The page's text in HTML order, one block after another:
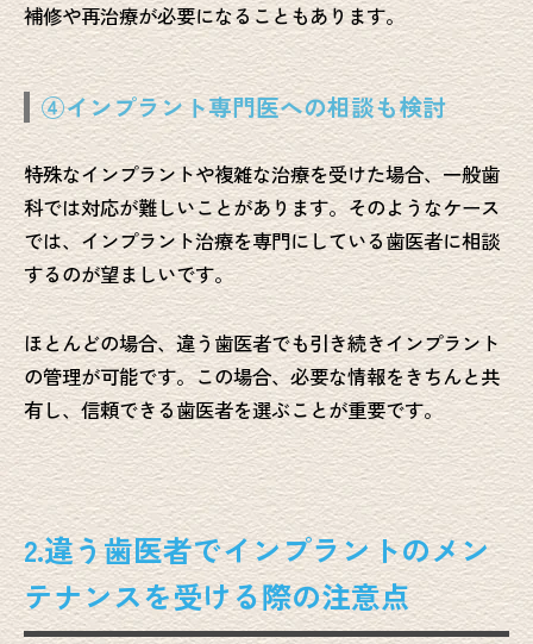
補修や再治療が必要になることもあります。
④インプラント専門医への相談も検討
特殊なインプラントや複雑な治療を受けた場合、一般歯
科では対応が難しいことがあります。そのようなケース
では、インプラント治療を専門にしている歯医者に相談
するのが望ましいです。
ほとんどの場合、違う歯医者でも引き続きインプラント
の管理が可能です。この場合、必要な情報をきちんと共
有し、信頼できる歯医者を選ぶことが重要です。
2.違う歯医者でインプラントのメン
テナンスを受ける際の注意点